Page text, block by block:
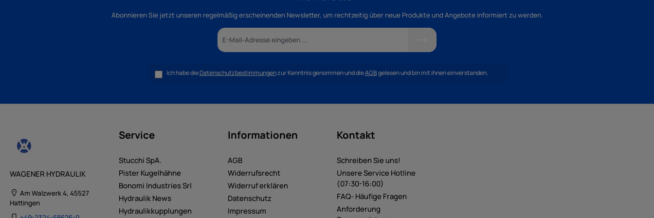
Abonnieren Sie jetzt unseren regelmäßig erscheinenden Newsletter, um rechtzeitig über neue Produkte und Angebote informiert zu werden.
Ich habe dieDatenschutzbestimmungenzur Kenntnis genommen und dieAGBgelesen und bin mit ihnen einverstanden.
WAGENER HYDRAULIK
Am Walzwerk 4, 45527
Hattingen
Service
Stucchi SpA.
Pister Kugelhähne
Bonomi Industries Srl
Hydraulik News
Hydraulikkupplungen
Informationen
AGB
Widerrufsrecht
Widerruf erklären
Datenschutz
Impressum
Kontakt
Schreiben Sie uns!
Unsere Service Hotline
(07:30-16:00)
FAQ- Häufige Fragen
Anforderung